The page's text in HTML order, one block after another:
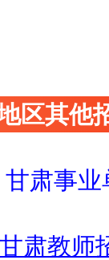
区其他
甘肃事业
甘肃教师